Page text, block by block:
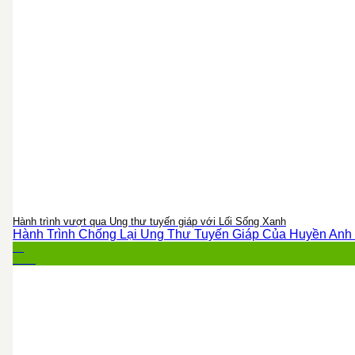
Hành trình vượt qua Ung thư tuyến giáp với Lối Sống Xanh
Hành Trình Chống Lại Ung Thư Tuyến Giáp Của Huyền